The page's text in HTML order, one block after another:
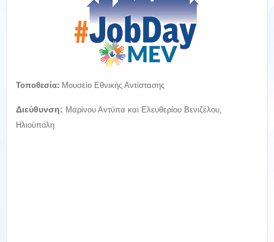
Τοποθεσία: Μουσείο Εθνικής Αντίστασης
Διεύθυνση: Μαρίνου Αντύπα και Ελευθερίου Βενιζέλου,
Ηλιούπολη